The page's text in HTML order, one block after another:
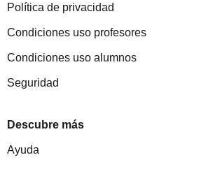
Política de privacidad
Condiciones uso profesores
Condiciones uso alumnos
Seguridad
Descubre más
Ayuda